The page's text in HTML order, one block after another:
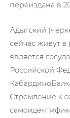
переиздана в
Адыгский
сейчас живут в
является
Российской
Стремление к